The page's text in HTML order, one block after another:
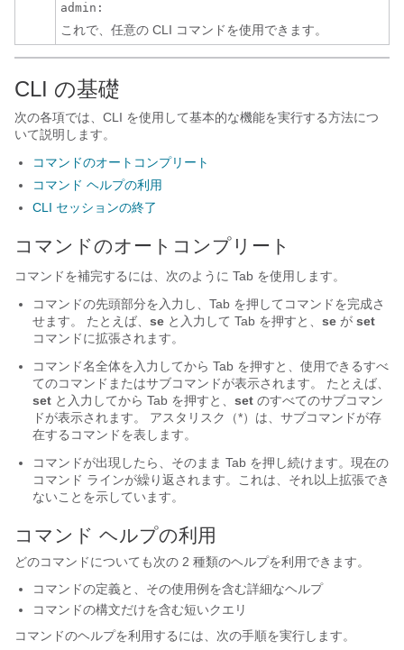
admin:
これで、任意の CLI コマンドを使用できます。
CLI の基礎
次の各項では、CLI を使用して基本的な機能を実行する方法につ
いて説明します。
コマンドのオートコンプリート
コマンド ヘルプの利用
CLI セッションの終了
コマンドのオートコンプリート
コマンドを補完するには、次のように Tab を使用します。
コマンドの先頭部分を入力し、Tab を押してコマンドを完成さ
せます。 たとえば、 se と入力して Tab を押すと、 se が set
コマンドに拡張されます。
コマンド名全体を入力してから Tab を押すと、使用できるすべ
てのコマンドまたはサブコマンドが表示されます。 たとえば、
set と入力してから Tab を押すと、 set のすべてのサブコマン
ドが表示されます。 アスタリスク（*）は、サブコマンドが存
在するコマンドを表します。
コマンドが出現したら、そのまま Tab を押し続けます。現在の
コマンド ラインが繰り返されます。これは、それ以上拡張でき
ないことを示しています。
コマンド ヘルプの利用
どのコマンドについても次の 2 種類のヘルプを利用できます。
コマンドの定義と、その使用例を含む詳細なヘルプ
コマンドの構文だけを含む短いクエリ
コマンドのヘルプを利用するには、次の手順を実行します。